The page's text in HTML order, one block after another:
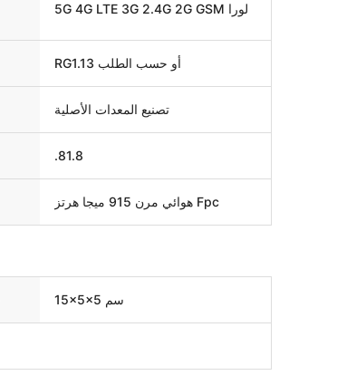
5G 4G LTE 3G 2.4G 2G GSM لورا
RG1.13 أو حسب الطلب
تصنيع المعدات الأصلية
.81.8
هوائي مرن 915 ميجا هرتز Fpc
15x5x5 سم